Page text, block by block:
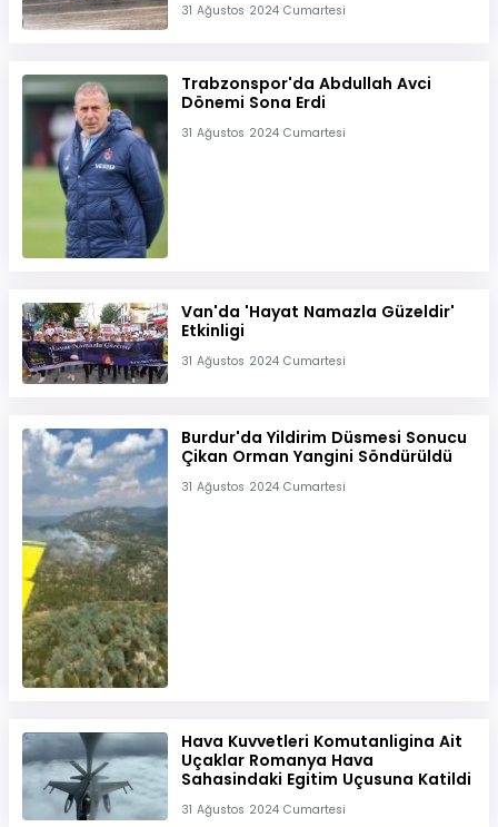
31 Ağustos 2024 Cumartesi
Trabzonspor'da Abdullah Avci
Dönemi Sona Erdi
31 Ağustos 2024 Cumartesi
Van'da 'Hayat Namazla Güzeldir'
Etkinligi
31 Ağustos 2024 Cumartesi
Burdur'da Yildirim Düsmesi Sonucu
Çikan Orman Yangini Söndürüldü
31 Ağustos 2024 Cumartesi
Hava Kuvvetleri Komutanligina Ait
Uçaklar Romanya Hava
Sahasindaki Egitim Uçusuna Katildi
31 Ağustos 2024 Cumartesi